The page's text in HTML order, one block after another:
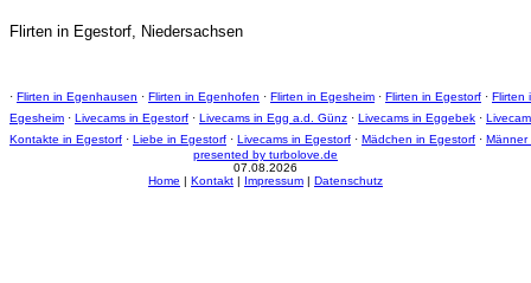
Flirten in Egestorf, Niedersachsen
· Flirten in Egenhausen · Flirten in Egenhofen · Flirten in Egesheim · Flirten in Egestorf · Flirten
Egesheim · Livecams in Egestorf · Livecams in Egg a.d. Günz · Livecams in Eggebek ·
Kontakte in Egestorf · Liebe in Egestorf · Livecams in Egestorf · Mädchen in Egestorf · Männer
presented by turbolove.de
07.08.2026
Home | Kontakt | Impressum | Datenschutz